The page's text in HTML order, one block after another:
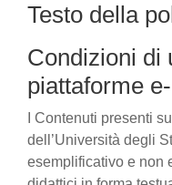
Testo della
Condizioni di
piattaforme
I Contenuti presenti
dell’Università degli
esemplificativo e non